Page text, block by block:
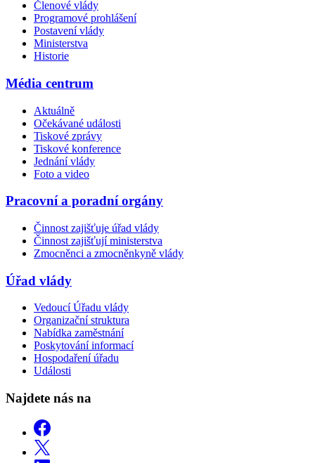
Členové vlády
Programové prohlášení
Postavení vlády
Ministerstva
Historie
Média centrum
Aktuálně
Očekávané události
Tiskové zprávy
Tiskové konference
Jednání vlády
Foto a video
Pracovní a poradní orgány
Činnost zajišťuje úřad vlády
Činnost zajišťují ministerstva
Zmocněnci a zmocněnkyně vlády
Úřad vlády
Vedoucí Úřadu vlády
Organizační struktura
Nabídka zaměstnání
Poskytování informací
Hospodaření úřadu
Události
Najdete nás na